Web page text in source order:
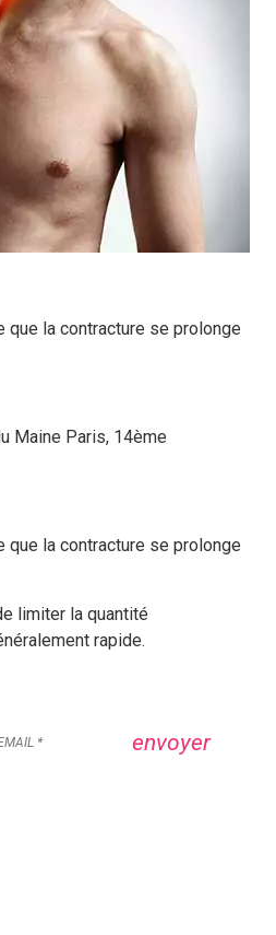
que la contracture se prolonge
Maine Paris, 14ème
que la contracture se prolonge
limiter la quantité
rapide.